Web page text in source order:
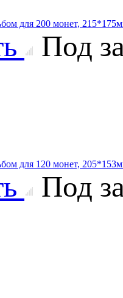
для 200 монет,
Под
для 120 монет,
Под